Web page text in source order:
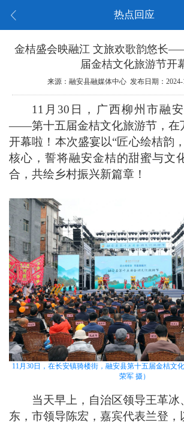
热点回应
金桔盛会映融江 文旅欢歌韵悠长
届金桔文化旅游节开
来源：融安县融媒体中心 发布日期：2024-
11月30日，广西柳州市融
——第十五届金桔文化旅游节，在
开幕啦！本次盛宴以“匠心绘桔韵
核心，誓将融安金桔的甜蜜与文
合，共绘乡村振兴新篇章！
11月30日，在长安镇骑楼街，融安县第十五届金桔文
荣军 摄）
当天早上，自治区领导王革冰
东，市领导陈宏，嘉宾代表兰登，